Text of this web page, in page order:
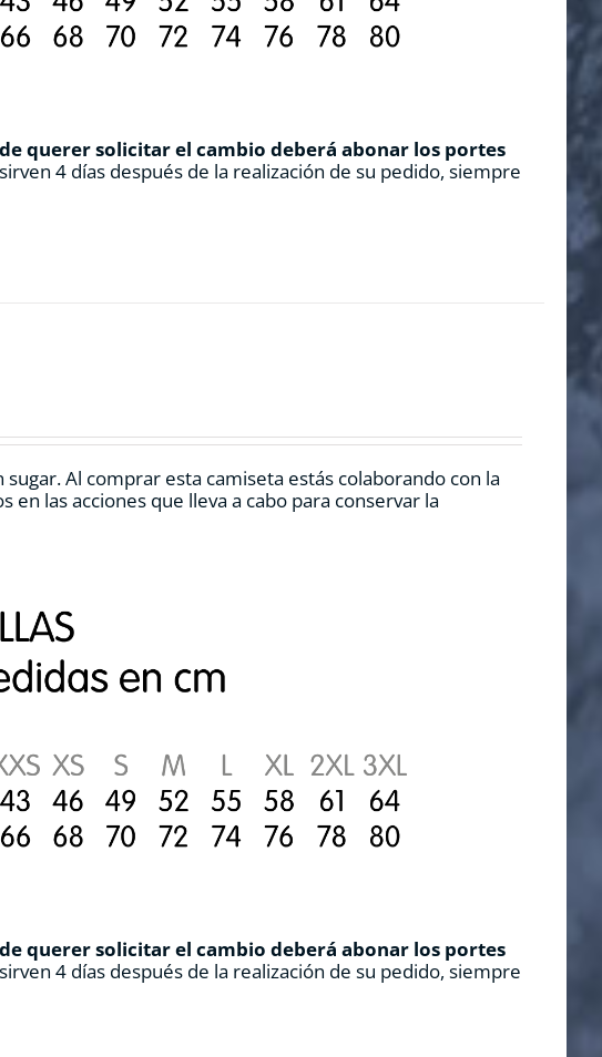
querer solicitar el cambio deberá abonar los portes
4 días después de la realización de su pedido, siempre
sugar.Al comprar esta camiseta estás colaborando con la
las acciones que lleva a cabo para conservar la
querer solicitar el cambio deberá abonar los portes
4 días después de la realización de su pedido, siempre